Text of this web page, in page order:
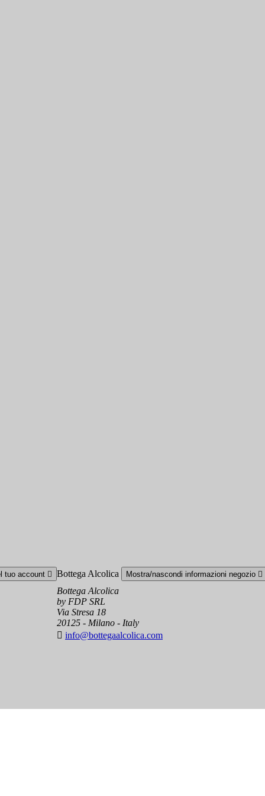
tuo account  Bottega Alcolica Mostra/nascondi informazioni negozio 
Bottega Alcolica
by FDP SRL
Via Stresa 18
20125 - Milano - Italy
 info@bottegaalcolica.com